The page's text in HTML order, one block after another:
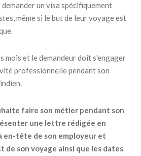
un visa spécifiquement
même si le but de leur voyage est
mois et le demandeur doit s'engager
professionnelle pendant son
faire son métier pendant son
une lettre rédigée en
en-tête de son employeur et
de son voyage ainsi que les dates